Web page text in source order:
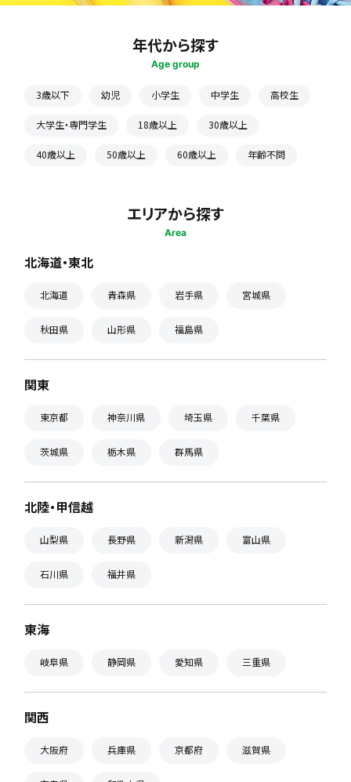
年代から探す
Age group
3歳以下 幼児 小学生 中学生 高校生
大学生・専門学生 18歳以上 30歳以上
40歳以上 50歳以上 60歳以上 年齢不問
エリアから探す
Area
北海道・東北
北海道 青森県 岩手県 宮城県
秋田県 山形県 福島県
関東
東京都 神奈川県 埼玉県 千葉県
茨城県 栃木県 群馬県
北陸・甲信越
山梨県 長野県 新潟県 富山県
石川県 福井県
東海
岐阜県 静岡県 愛知県 三重県
関西
大阪府 兵庫県 京都府 滋賀県